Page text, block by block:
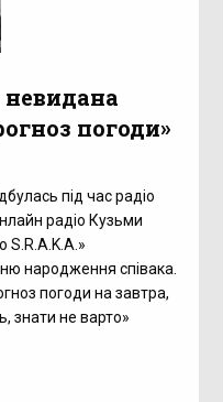
невидана
погоди»
під час радіо
радіо Кузьми
S.R.A.K.A.»
народження співака.
погоди на завтра,
знати не варто»